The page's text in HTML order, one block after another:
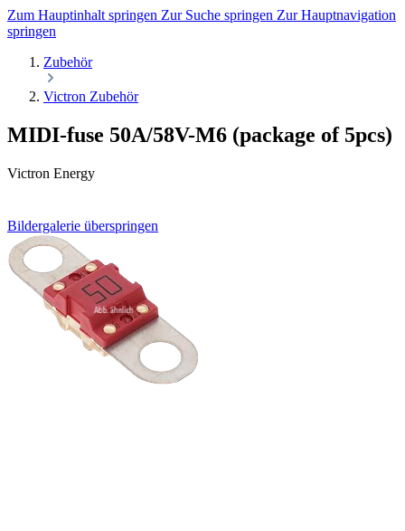
Zum Hauptinhalt springen Zur Suche springen Zur Hauptnavigation
springen
Zubehör
Victron Zubehör
MIDI-fuse 50A/58V-M6 (package of 5pcs)
Victron Energy
Bildergalerie überspringen